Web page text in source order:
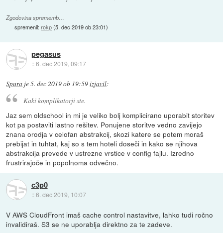
Zgodovina sprememb…
spremenil:rokp(5. dec 2019 ob 23:01)
pegasus
::6. dec 2019, 09:17
Spura je5. dec 2019 ob 19:59izjavil:
Kaki komplikatorji ste.
Jaz sem oldschool in mi je veliko bolj komplicirano uporabit storitev
kot pa postaviti lastno rešitev. Ponujene storitve vedno zavijejo
znana orodja v celofan abstrakcij, skozi katere se potem moraš
prebijat in tuhtat, kaj so s tem hoteli doseči in kako se njihova
abstrakcija prevede v ustrezne vrstice v config fajlu. Izredno
frustrirajoče in popolnoma odvečno.
c3p0
::6. dec 2019, 10:07
V AWS CloudFront imaš cache control nastavitve, lahko tudi ročno
invalidiraš. S3 se ne uporablja direktno za te zadeve.